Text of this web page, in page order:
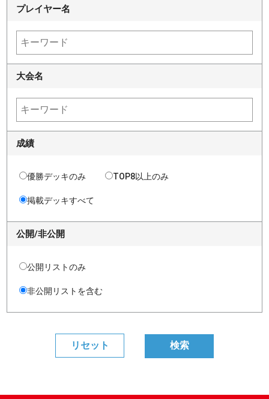
プレイヤー名
大会名
成績
優勝デッキのみ TOP8以上のみ
掲載デッキすべて
公開/非公開
公開リストのみ
非公開リストを含む